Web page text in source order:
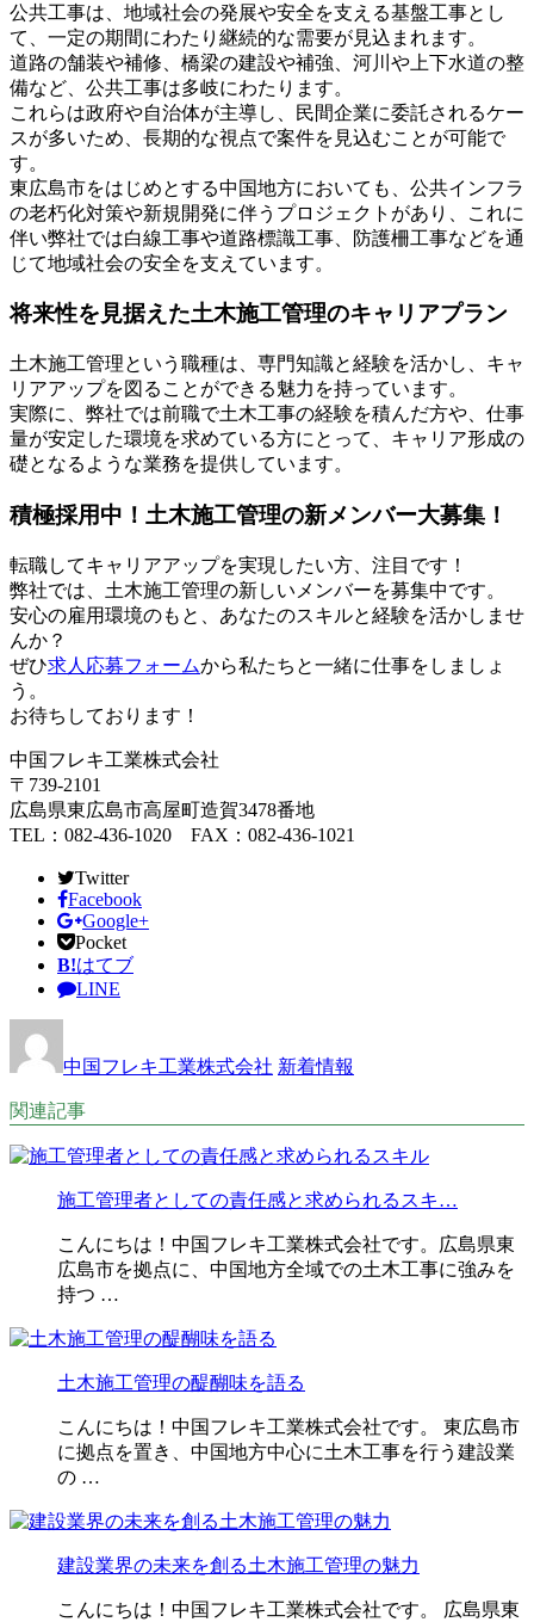
公共工事は、地域社会の発展や安全を支える基盤工事とし
て、一定の期間にわたり継続的な需要が見込まれます。
道路の舗装や補修、橋梁の建設や補強、河川や上下水道の整
備など、公共工事は多岐にわたります。
これらは政府や自治体が主導し、民間企業に委託されるケー
スが多いため、長期的な視点で案件を見込むことが可能で
す。
東広島市をはじめとする中国地方においても、公共インフラ
の老朽化対策や新規開発に伴うプロジェクトがあり、これに
伴い弊社では白線工事や道路標識工事、防護柵工事などを通
じて地域社会の安全を支えています。
将来性を見据えた土木施工管理のキャリアプラン
土木施工管理という職種は、専門知識と経験を活かし、キャ
リアアップを図ることができる魅力を持っています。
実際に、弊社では前職で土木工事の経験を積んだ方や、仕事
量が安定した環境を求めている方にとって、キャリア形成の
礎となるような業務を提供しています。
積極採用中！土木施工管理の新メンバー大募集！
転職してキャリアアップを実現したい方、注目です！
弊社では、土木施工管理の新しいメンバーを募集中です。
安心の雇用環境のもと、あなたのスキルと経験を活かしませ
んか？
ぜひ求人応募フォームから私たちと一緒に仕事をしましょ
う。
お待ちしております！
中国フレキ工業株式会社
〒739-2101
広島県東広島市高屋町造賀3478番地
TEL：082-436-1020 FAX：082-436-1021
Twitter
Facebook
Google+
Pocket
B!はてブ
LINE
中国フレキ工業株式会社 新着情報
関連記事
施工管理者としての責任感と求められるスキ…
こんにちは！中国フレキ工業株式会社です。広島県東
広島市を拠点に、中国地方全域での土木工事に強みを
持つ …
土木施工管理の醍醐味を語る
こんにちは！中国フレキ工業株式会社です。 東広島市
に拠点を置き、中国地方中心に土木工事を行う建設業
の …
建設業界の未来を創る土木施工管理の魅力
こんにちは！中国フレキ工業株式会社です。 広島県東